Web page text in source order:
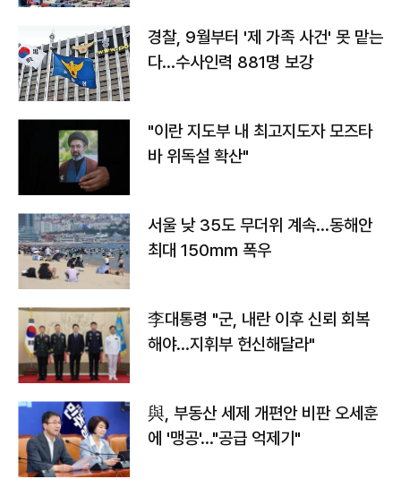
경찰, 9월부터 '제 가족 사건' 못 맡는
다…수사인력 881명 보강
"이란 지도부 내 최고지도자 모즈타
바 위독설 확산"
서울 낮 35도 무더위 계속…동해안
최대 150㎜ 폭우
李대통령 "군, 내란 이후 신뢰 회복
해야…지휘부 헌신해달라"
與, 부동산 세제 개편안 비판 오세훈
에 '맹공'…"공급 억제기"